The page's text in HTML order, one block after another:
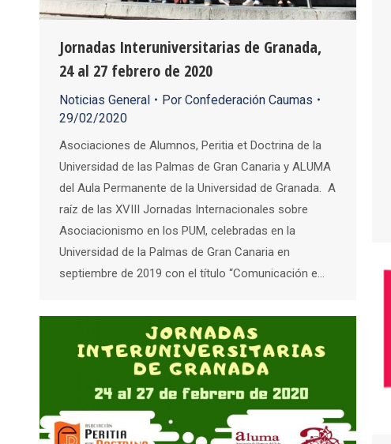
Jornadas Interuniversitarias de Granada,
24 al 27 febrero de 2020
Noticias General Por Confederación Caumas
29/02/2020
Asociaciones de Alumnos, Peritia et Doctrina de la
Universidad de las Palmas de Gran Canaria y ALUMA
del Aula Permanente de la Universidad de Granada. A
raíz de las XVIII Jornadas Internacionales sobre
Asociacionismo en los PUM, celebradas en la
Universidad de la Palmas de Gran Canaria en
septiembre de 2019 con el título “Comunicación e…